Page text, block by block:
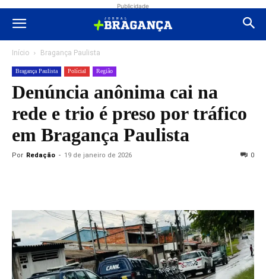
Publicidade
Início Bragança Paulista
Bragança Paulista Polícial Região
Denúncia anônima cai na
rede e trio é preso por tráfico
em Bragança Paulista
Por Redação - 19 de janeiro de 2026 0